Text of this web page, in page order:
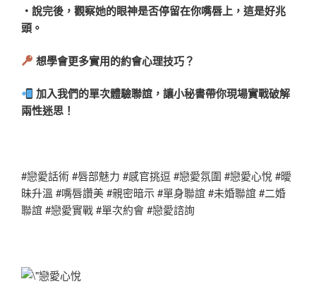
・說完後，觀察她的眼神是否停留在你嘴唇上，這是好兆
頭。
想學會更多實用的約會心理技巧？
加入我們的單次體驗聯誼，讓小秘書帶你現場實戰破解
兩性迷思！
#戀愛話術 #唇部魅力 #感官挑逗 #戀愛氛圍 #戀愛心悅 #曖
昧升溫 #嘴唇讚美 #親密暗示 #單身聯誼 #未婚聯誼 #二婚
聯誼 #戀愛實戰 #單次約會 #戀愛諮詢